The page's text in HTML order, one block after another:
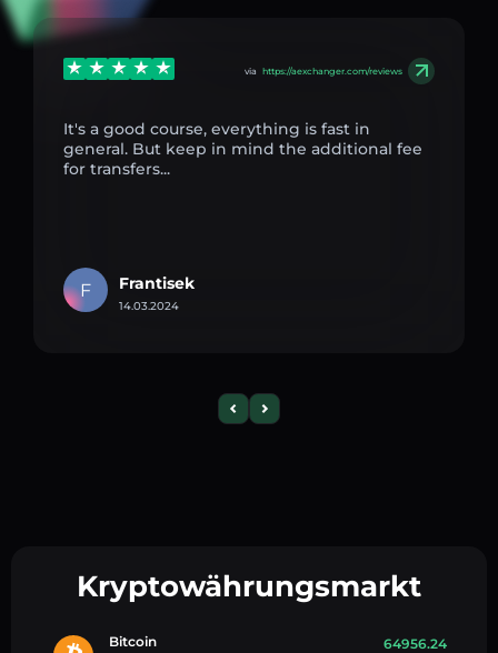
via https://aexchanger.com/reviews
It's a good course, everything is fast in
general. But keep in mind the additional fee
for transfers...
F Frantisek
14.03.2024
Kryptowährungsmarkt
Bitcoin
64956.24